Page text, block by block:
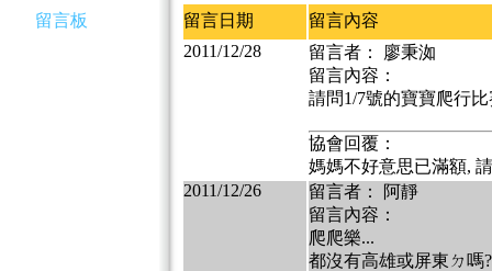
留言板
留言日期
留言內容
2011/12/28
留言者： 廖秉洳
留言內容：
請問1/7號的寶寶爬行
協會回覆：
媽媽不好意思已滿額,
2011/12/26
留言者： 阿靜
留言內容：
爬爬樂...
都沒有高雄或屏東ㄉ嗎?